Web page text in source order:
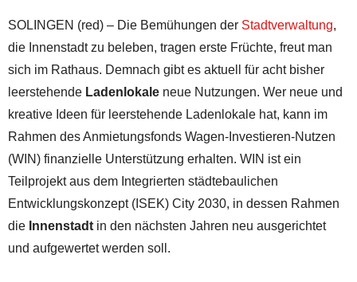
SOLINGEN (red) – Die Bemühungen der Stadtverwaltung,
die Innenstadt zu beleben, tragen erste Früchte, freut man
sich im Rathaus. Demnach gibt es aktuell für acht bisher
leerstehende Ladenlokale neue Nutzungen. Wer neue und
kreative Ideen für leerstehende Ladenlokale hat, kann im
Rahmen des Anmietungsfonds Wagen-Investieren-Nutzen
(WIN) finanzielle Unterstützung erhalten. WIN ist ein
Teilprojekt aus dem Integrierten städtebaulichen
Entwicklungskonzept (ISEK) City 2030, in dessen Rahmen
die Innenstadt in den nächsten Jahren neu ausgerichtet
und aufgewertet werden soll.